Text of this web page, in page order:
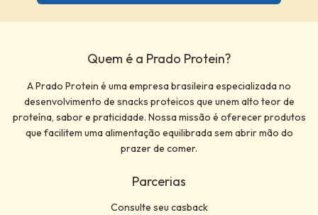
Quem é a Prado Protein?
A Prado Protein é uma empresa brasileira especializada no
desenvolvimento de snacks proteicos que unem alto teor de
proteína, sabor e praticidade. Nossa missão é oferecer produtos
que facilitem uma alimentação equilibrada sem abrir mão do
prazer de comer.
Parcerias
Consulte seu casback